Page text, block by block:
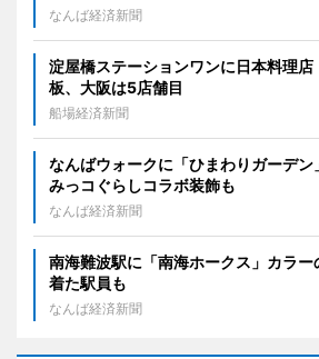
なんば経済新聞
淀屋橋ステーションワンに日本料理
板、大阪は5店舗目
船場経済新聞
なんばウォークに「ひまわりガーデ
みっコぐらしコラボ装飾も
なんば経済新聞
南海難波駅に「南海ホークス」カラ
着た駅員も
なんば経済新聞